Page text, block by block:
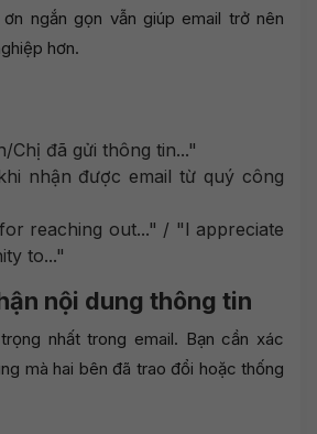
ngắn gọn vẫn giúp email trở nên
hơn.
Chị đã gửi thông tin..."
nhận được email từ quý công
reaching out..." / "I appreciate
to..."
nội dung thông tin
nhất trong email. Bạn cần xác
mà hai bên đã trao đổi hoặc thống